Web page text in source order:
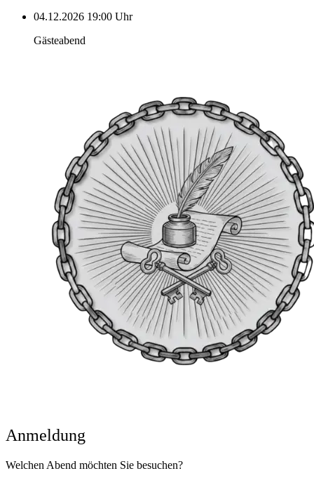
04.12.2026 19:00 Uhr
Gästeabend
Anmeldung
Welchen Abend möchten Sie besuchen?